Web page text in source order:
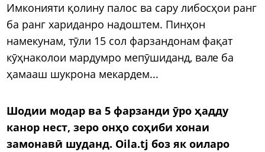
Имконияти қолину палос ва сару либосҳои ранг
ба ранг хариданро надоштем. Пинҳон
намекунам, тӯли 15 сол фарзандонам фақат
кӯҳнаколои мардумро мепӯшиданд, вале ба
ҳамааш шукрона мекардем...
Шодии модар ва 5 фарзанди ӯро ҳадду
канор нест, зеро онҳо соҳиби хонаи
замонавӣ шуданд. Oila.tj боз як оиларо